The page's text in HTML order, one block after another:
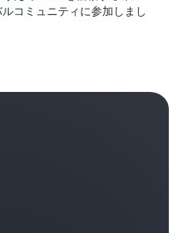
コミュニティに参加しまし